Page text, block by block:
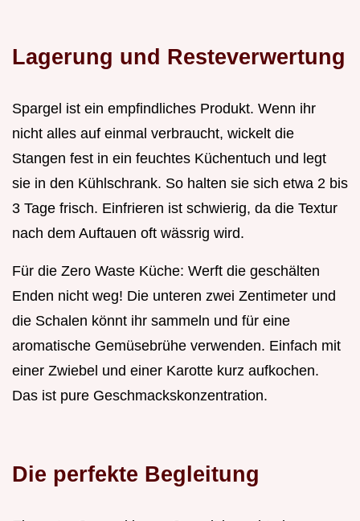
Lagerung und Resteverwertung
Spargel ist ein empfindliches Produkt. Wenn ihr
nicht alles auf einmal verbraucht, wickelt die
Stangen fest in ein feuchtes Küchentuch und legt
sie in den Kühlschrank. So halten sie sich etwa 2 bis
3 Tage frisch. Einfrieren ist schwierig, da die Textur
nach dem Auftauen oft wässrig wird.
Für die Zero Waste Küche: Werft die geschälten
Enden nicht weg! Die unteren zwei Zentimeter und
die Schalen könnt ihr sammeln und für eine
aromatische Gemüsebrühe verwenden. Einfach mit
einer Zwiebel und einer Karotte kurz aufkochen.
Das ist pure Geschmackskonzentration.
Die perfekte Begleitung